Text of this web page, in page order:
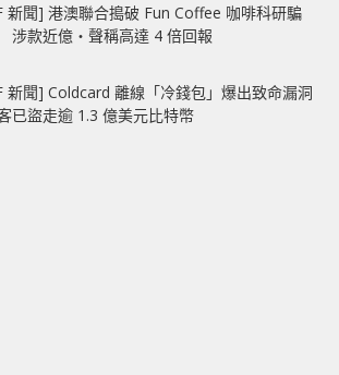
新聞] 港澳聯合搗破 Fun Coffee 咖啡科研騙
款近億‧聲稱高達 4 倍回報
新聞] Coldcard 離線「冷錢包」爆出致命漏洞
已盜走逾 1.3 億美元比特幣